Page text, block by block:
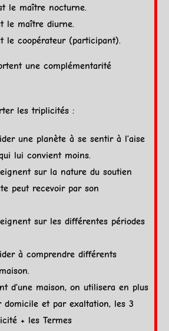
le maître nocturne.
le maître diurne.
le coopérateur (participant).
une complémentarité
les triplicités :
une planète à se sentir à l’aise
lui convient moins.
sur la nature du soutien
peut recevoir par son
sur les différentes périodes
à comprendre différents
d’une maison, on utilisera en plus
domicile et par exaltation, les 3
+ les Termes